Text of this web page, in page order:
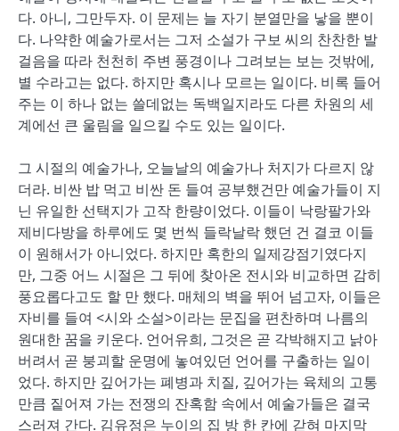
다. 아니, 그만두자. 이 문제는 늘 자기 분열만을 낳을 뿐이
다. 나약한 예술가로서는 그저 소설가 구보 씨의 찬찬한 발
걸음을 따라 천천히 주변 풍경이나 그려보는 보는 것밖에,
별 수라고는 없다. 하지만 혹시나 모르는 일이다. 비록 들어
주는 이 하나 없는 쓸데없는 독백일지라도 다른 차원의 세
계에선 큰 울림을 일으킬 수도 있는 일이다.
그 시절의 예술가나, 오늘날의 예술가나 처지가 다르지 않
더라. 비싼 밥 먹고 비싼 돈 들여 공부했건만 예술가들이 지
닌 유일한 선택지가 고작 한량이었다. 이들이 낙랑팔가와
제비다방을 하루에도 몇 번씩 들락날락 했던 건 결코 이들
이 원해서가 아니었다. 하지만 혹한의 일제강점기였다지
만, 그중 어느 시절은 그 뒤에 찾아온 전시와 비교하면 감히
풍요롭다고도 할 만 했다. 매체의 벽을 뛰어 넘고자, 이들은
자비를 들여 <시와 소설>이라는 문집을 편찬하며 나름의
원대한 꿈을 키운다. 언어유희, 그것은 곧 각박해지고 낡아
버려서 곧 붕괴할 운명에 놓여있던 언어를 구출하는 일이
었다. 하지만 깊어가는 폐병과 치질, 깊어가는 육체의 고통
만큼 짙어져 가는 전쟁의 잔혹함 속에서 예술가들은 결국
스러져 간다. 김유정은 누이의 집 방 한 칸에 갇혀 마지막